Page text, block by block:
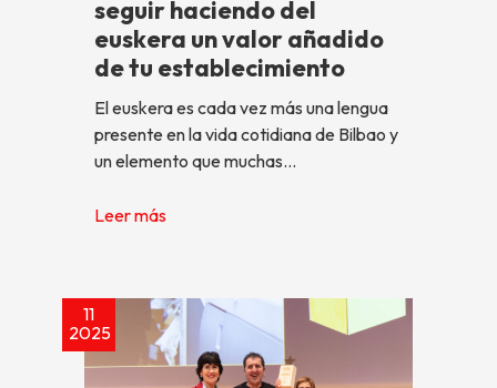
seguir haciendo del
euskera un valor añadido
de tu establecimiento
El euskera es cada vez más una lengua
presente en la vida cotidiana de Bilbao y
un elemento que muchas…
Leer más
11
2025